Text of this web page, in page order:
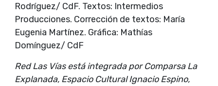
Rodríguez/ CdF. Textos: Intermedios
Producciones. Corrección de textos: María
Eugenia Martínez. Gráfica: Mathías
Domínguez/ CdF
Red Las Vías está integrada por Comparsa La
Explanada, Espacio Cultural Ignacio Espino,